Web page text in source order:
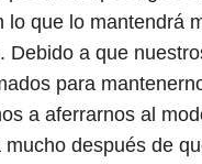
lo que lo mantendrá
Debido a que
para
a aferrarnos al
mucho después de